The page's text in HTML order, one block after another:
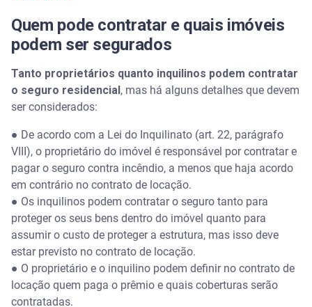
Quem pode contratar e quais imóveis
podem ser segurados
Tanto proprietários quanto inquilinos podem contratar
o seguro residencial , mas há alguns detalhes que devem
ser considerados:
● De acordo com a Lei do Inquilinato (art. 22, parágrafo
VIII), o proprietário do imóvel é responsável por contratar e
pagar o seguro contra incêndio, a menos que haja acordo
em contrário no contrato de locação.
● Os inquilinos podem contratar o seguro tanto para
proteger os seus bens dentro do imóvel quanto para
assumir o custo de proteger a estrutura, mas isso deve
estar previsto no contrato de locação.
● O proprietário e o inquilino podem definir no contrato de
locação quem paga o prêmio e quais coberturas serão
contratadas.